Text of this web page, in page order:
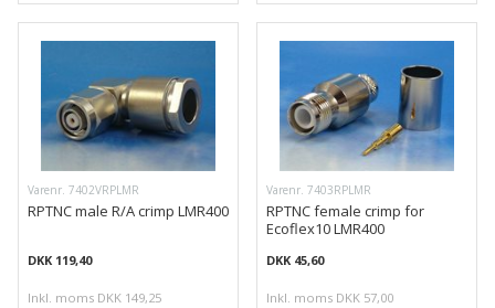
Varenr. 7402VRPLMR
RPTNC male R/A crimp LMR400
DKK 119,40
Inkl. moms DKK 149,25
Varenr. 7403RPLMR
RPTNC female crimp for
Ecoflex10 LMR400
DKK 45,60
Inkl. moms DKK 57,00